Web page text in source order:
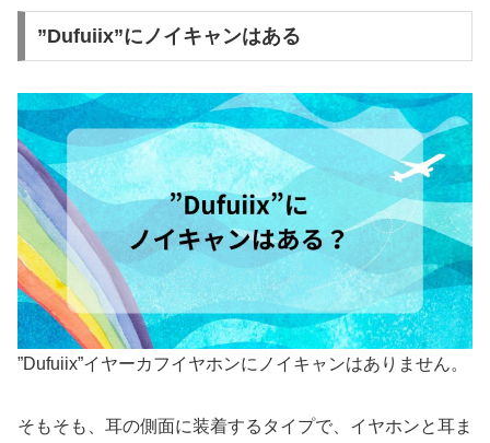
”Dufuiix”にノイキャンはある
”Dufuiix”イヤーカフイヤホンにノイキャンはありません。
そもそも、耳の側面に装着するタイプで、イヤホンと耳ま